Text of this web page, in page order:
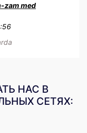
zam med
НАС В
СЕТЯХ: